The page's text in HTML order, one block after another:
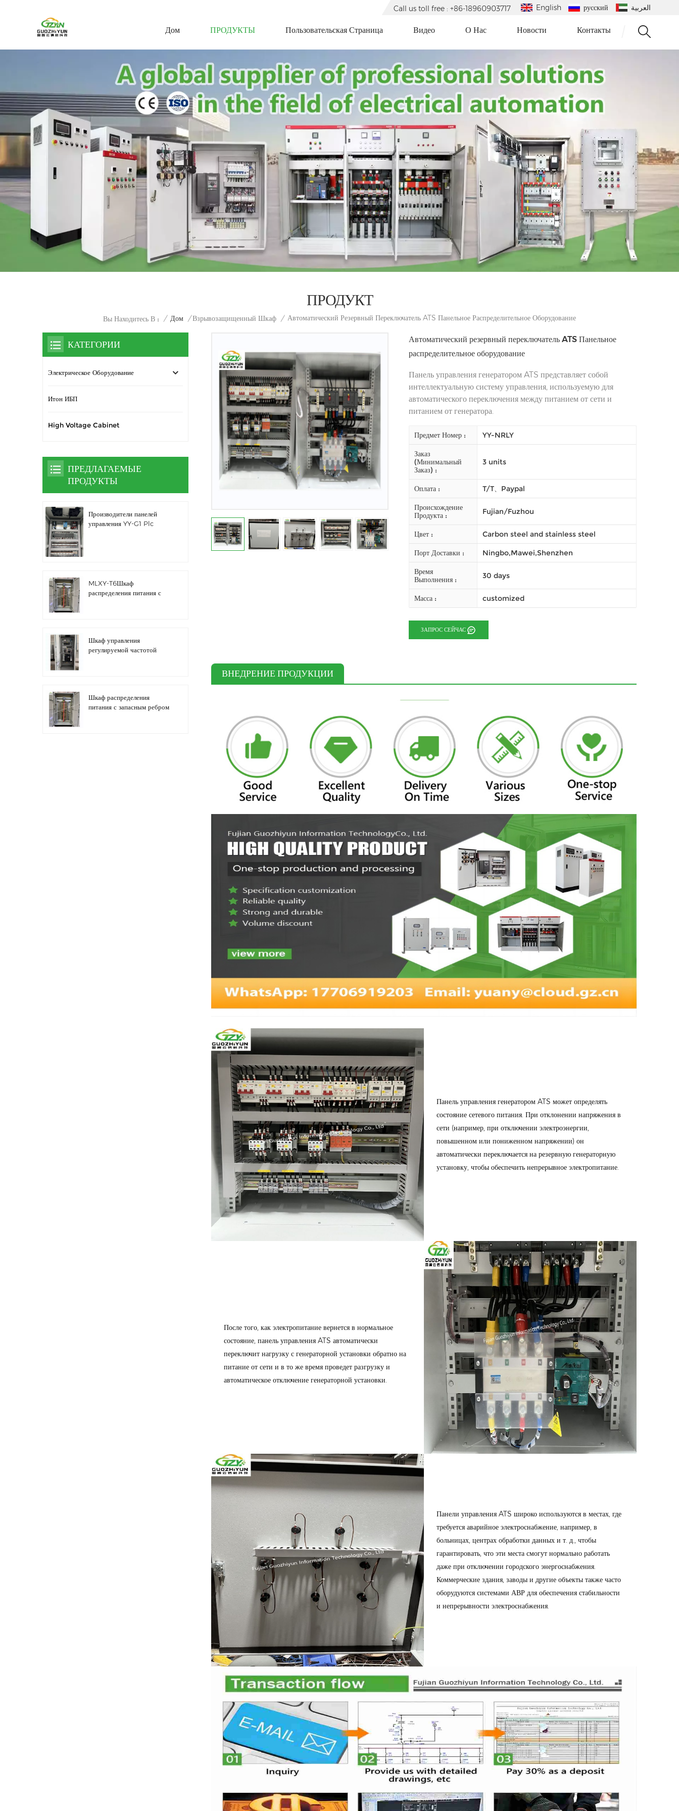
English русский العربية Call us toll free : +86-18960903717
Дом ПРОДУКТЫ Пользовательская Страница Видео О Нас Новости Контакты
ПРОДУКТ
Вы Находитесь В : / Дом / Взрывозащищенный Шкаф / Автоматический Резервный Переключатель ATS Панельное Распределительное Оборудование
Автоматический резервный переключатель ATS Панельное
распределительное оборудование
Панель управления генератором ATS представляет собой
интеллектуальную систему управления, используемую для
автоматического переключения между питанием от сети и
питанием от генератора.
Предмет Номер : YY-NRLY
Заказ
(Минимальный
Заказ) :
3 units
Оплата : T/T、Paypal
Происхождение
Продукта :
Fujian/Fuzhou
Цвет : Carbon steel and stainless steel
Порт Доставки : Ningbo,Mawei,Shenzhen
Время
Выполнения :
30 days
Масса : customized
ЗАПРОС СЕЙЧАС
ВНЕДРЕНИЕ ПРОДУКЦИИ
Панель управления генератором ATS может определять
состояние сетевого питания. При отклонении напряжения в
сети (например, при отключении электроэнергии,
повышенном или пониженном напряжении) он
автоматически переключается на резервную генераторную
установку, чтобы обеспечить непрерывное электропитание.
После того, как электропитание вернется в нормальное
состояние, панель управления ATS автоматически
переключит нагрузку с генераторной установки обратно на
питание от сети и в то же время проведет разгрузку и
автоматическое отключение генераторной установки.
Панели управления ATS широко используются в местах, где
требуется аварийное электроснабжение, например, в
больницах, центрах обработки данных и т. д., чтобы
гарантировать, что эти места смогут нормально работать
даже при отключении городского энергоснабжения.
Коммерческие здания, заводы и другие объекты также часто
оборудуются системами АВР для обеспечения стабильности
и непрерывности электроснабжения.
КАТЕГОРИИ
Электрическое Оборудование
Итон ИБП
High Voltage Cabinet
ПРЕДЛАГАЕМЫЕ
ПРОДУКТЫ
Производители панелей
управления YY-G1 Plc
MLXY-T6Шкаф
распределения питания с
Шкаф управления
регулируемой частотой
Шкаф распределения
питания с запасным ребром